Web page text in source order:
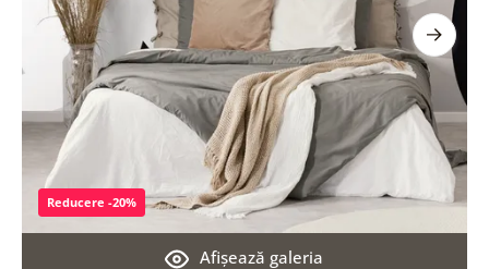
Afişează galeria
Reducere -20%